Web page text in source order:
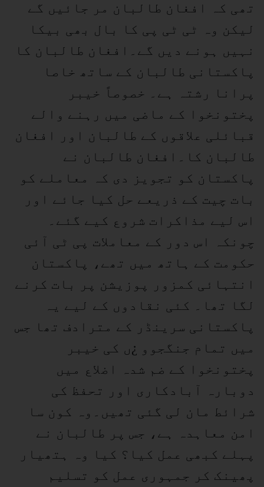
تھی کہ افغان طالبان مر جائیں گے
لیکن وہ ٹی ٹی پی کا بال بھی بیکا
نہیں ہونے دیں گے۔افغان طالبان کا
پاکستانی طالبان کے ساتھ خاصا
پرانا رشتہ ہے۔ خصوصاً خیبر
پختونخوا کے ماضی میں رہنے والے
قبائلی علاقوں کے طالبان اور افغان
طالبان کا۔افغان طالبان نے
پاکستان کو تجویز دی کہ معاملے کو
بات چیت کے ذریعے حل کیا جائے اور
اس لیے مذاکرات شروع کیے گئے۔
چونکہ اس دور کے معاملات پی ٹی آئی
حکومت کے ہاتھ میں تھے، پاکستان
انتہائی کمزور پوزیشن پر بات کرنے
لگا تھا۔ کئی نقادوں کے لیے یہ
پاکستانی سرینڈر کے مترادف تھا جس
میں تمام جنگجوو ¿ں کی خیبر
پختونخوا کے ضم شدہ اضلاع میں
دوبارہ آبادکاری اور تحفظ کی
شرائط مان لی گئی تھیں۔وہ کون سا
امن معاہدہ ہے، جس پر طالبان نے
پہلے کبھی عمل کیا؟ کیا وہ ہتھیار
پھینک کر جمہوری عمل کو تسلیم